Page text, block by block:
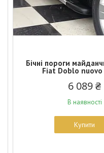
Бічні пороги
Fiat Doblo
6 089 ₴
В наявності
Купити